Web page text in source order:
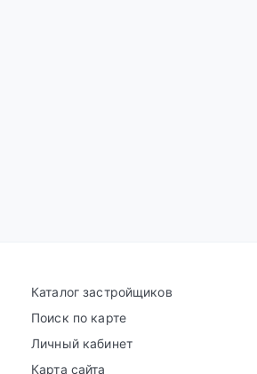
Каталог застройщиков
Поиск по карте
Личный кабинет
Карта сайта